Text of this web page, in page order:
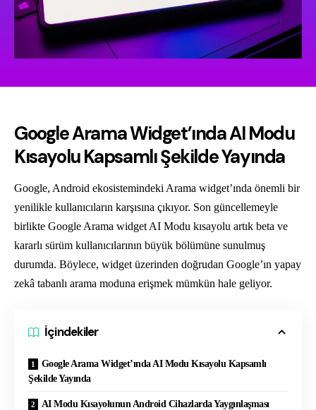
Google Arama Widget’ında AI Modu
Kısayolu Kapsamlı Şekilde Yayında
Google, Android ekosistemindeki Arama widget’ında önemli bir
yenilikle kullanıcıların karşısına çıkıyor. Son güncellemeyle
birlikte Google Arama widget AI Modu kısayolu artık beta ve
kararlı sürüm kullanıcılarının büyük bölümüne sunulmuş
durumda. Böylece, widget üzerinden doğrudan Google’ın yapay
zekâ tabanlı arama moduna erişmek mümkün hale geliyor.
İçindekiler
Google Arama Widget’ında AI Modu Kısayolu Kapsamlı
Şekilde Yayında
AI Modu Kısayolunun Android Cihazlarda Yaygınlaşması